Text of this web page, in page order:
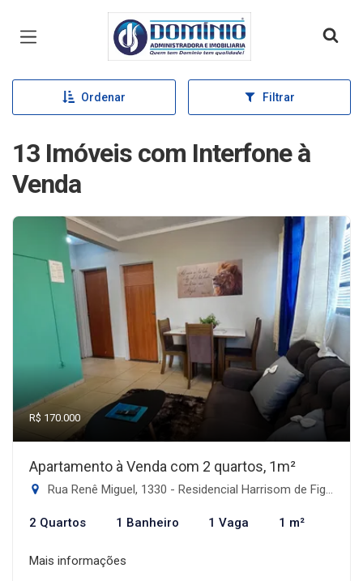
Página inicial
Ordenar Filtrar
13 Imóveis com Interfone à
Venda
R$ 170.000
Apartamento à Venda com 2 quartos, 1m²
Rua Renê Miguel, 1330 - Residencial Harrisom de Figueiredo II, Dourados-MS
2 Quartos 1 Banheiro 1 Vaga 1 m²
Mais informações